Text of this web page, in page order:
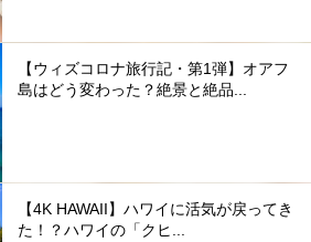
【ウィズコロナ旅行記・第1弾】オアフ
島はどう変わった？絶景と絶品...
【4K HAWAII】ハワイに活気が戻ってき
た！？ハワイの「クヒ...